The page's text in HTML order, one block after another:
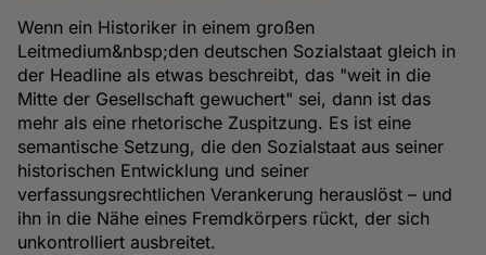
Wenn ein Historiker in einem großen
Leitmedium&nbsp;den deutschen Sozialstaat gleich in
der Headline als etwas beschreibt, das "weit in die
Mitte der Gesellschaft gewuchert" sei, dann ist das
mehr als eine rhetorische Zuspitzung. Es ist eine
semantische Setzung, die den Sozialstaat aus seiner
historischen Entwicklung und seiner
verfassungsrechtlichen Verankerung herauslöst – und
ihn in die Nähe eines Fremdkörpers rückt, der sich
unkontrolliert ausbreitet.